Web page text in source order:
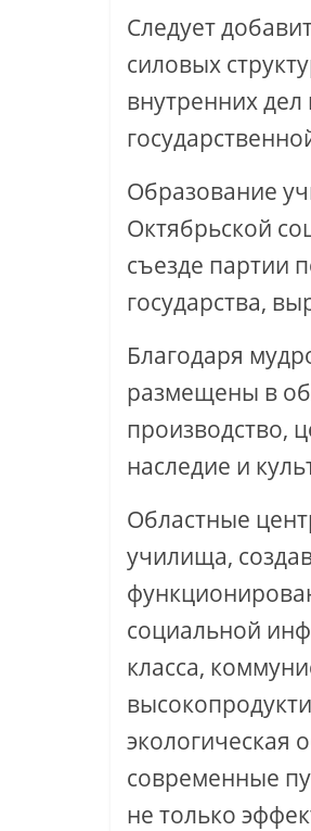
Следует
силовых
внутренних
Образование
Октябрьской
съезде партии
государства,
Благодаря
размещены в
производство,
наследие и
Областные
училища,
социальной
класса,
экологическая
современные
не только